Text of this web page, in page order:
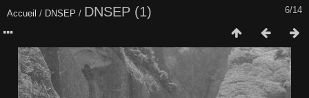
6/14
Accueil / DNSEP / DNSEP (1)